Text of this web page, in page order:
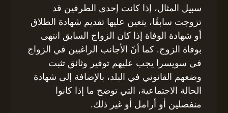
سبيل المثال، إذا كانت إحدى الطرفين قد
تزوجت سابقًا، يتعين عليها تقديم شهادة الطلاق
أو شهادة الوفاة إذا كان الزواج السابق انتهى
بوفاة الزوج. كما أنّ الأجانب الراغبين في الزواج
في سويسرا يجب عليهم توفير وثائق تثبت
وضعهم القانوني في البلد، بالإضافة إلى شهادة
الحالة الاجتماعية، التي توضح ما إذا كانوا
منفصلين أو أرامل أو غير ذلك.